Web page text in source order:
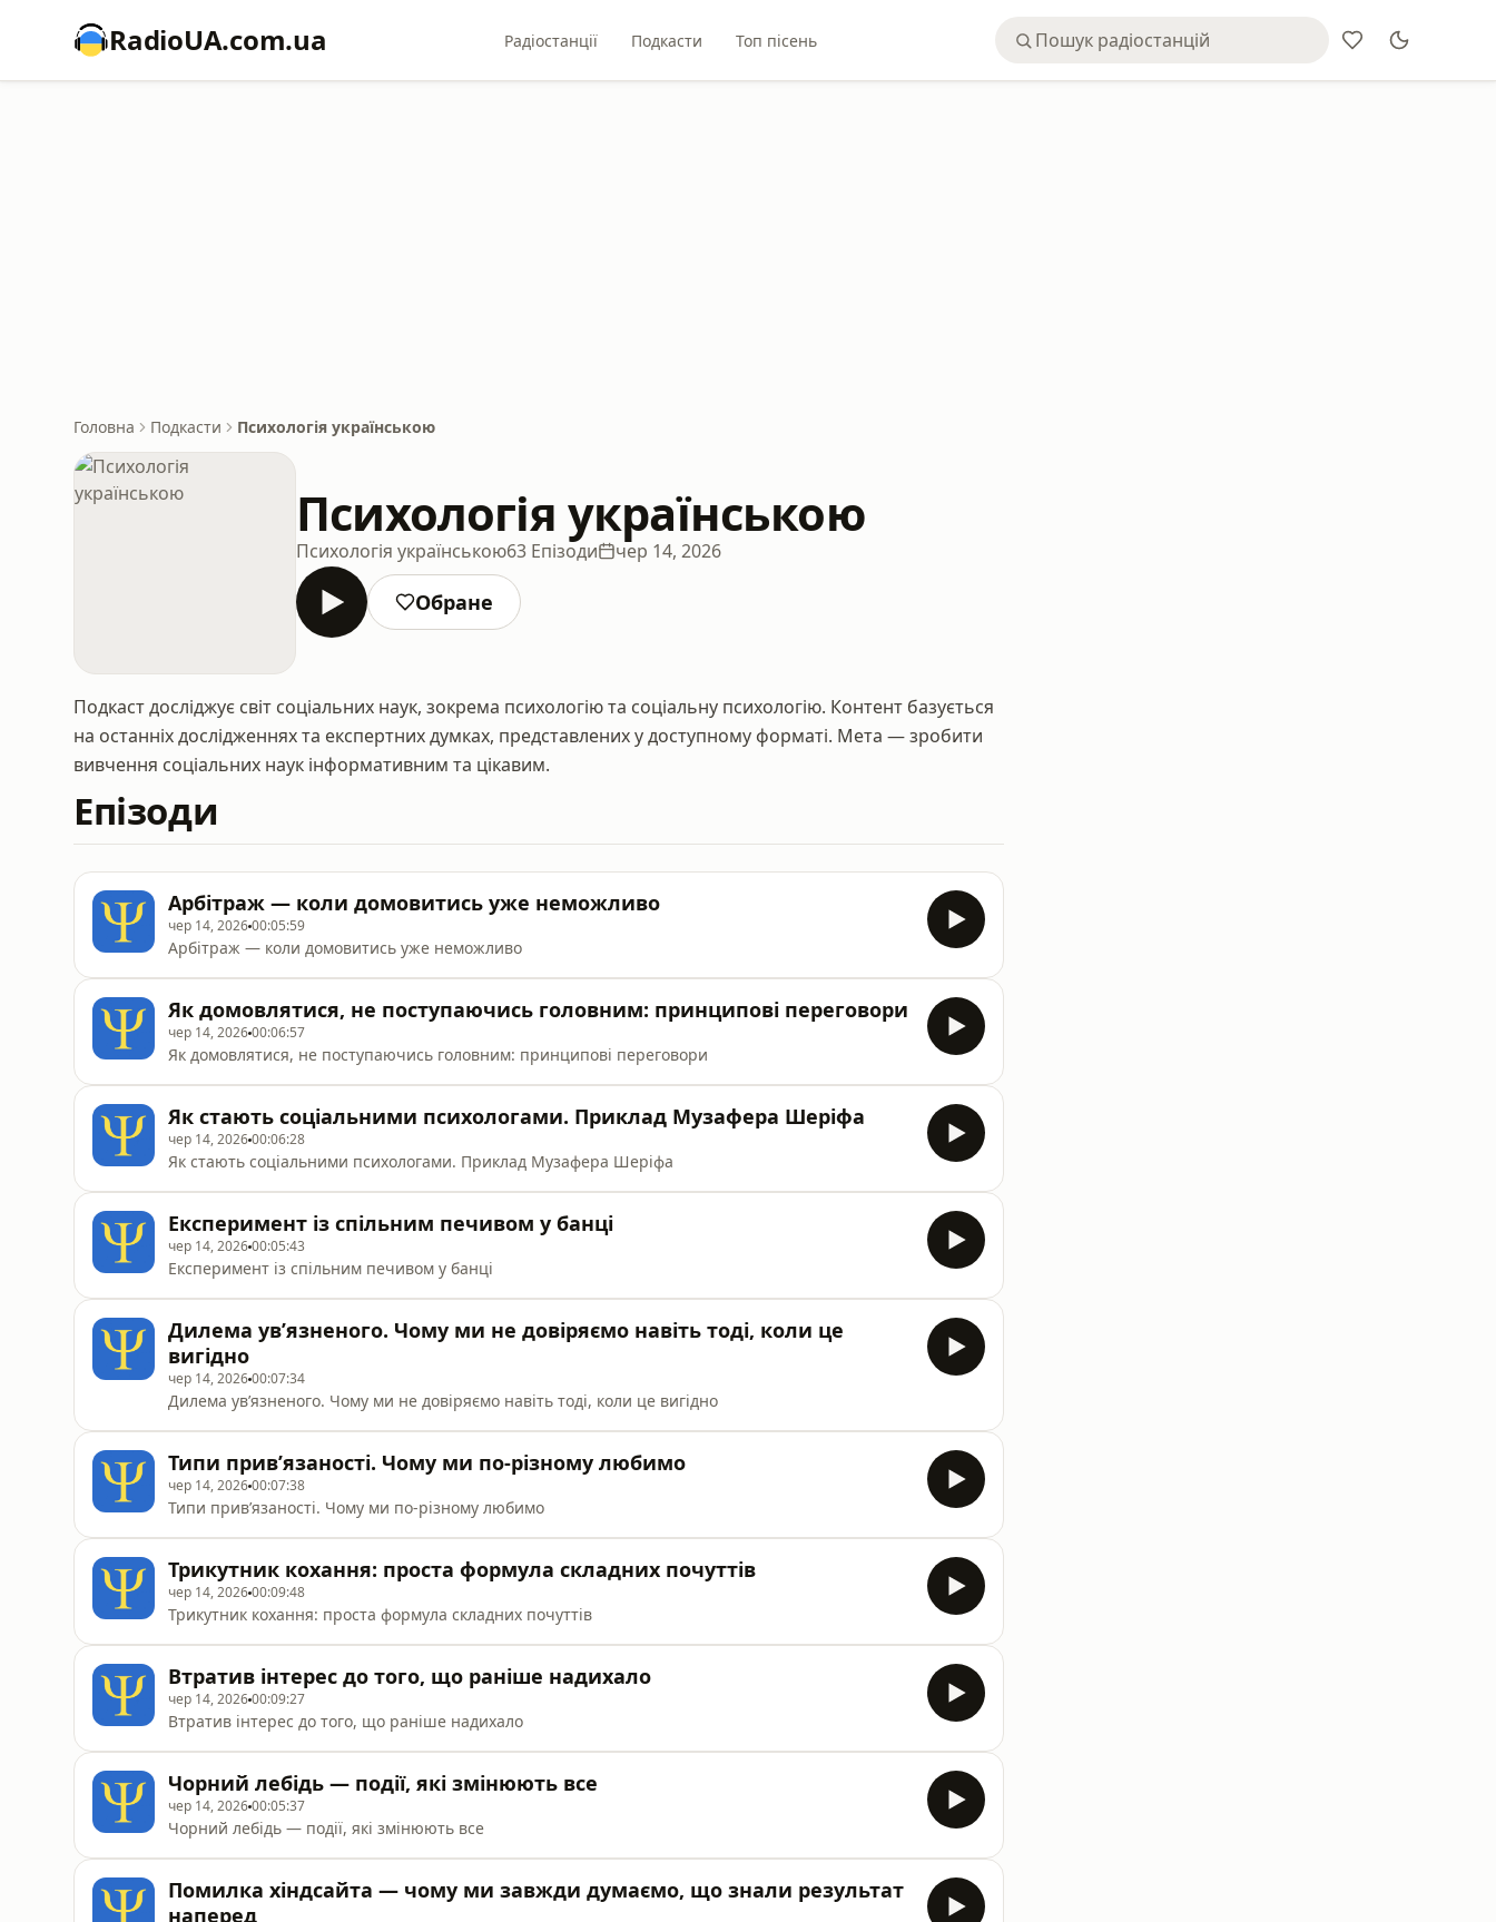
RadioUA.com.ua Радіостанції Подкасти Топ пісень
Головна Подкасти Психологія українською
Психологія українською
Психологія українською63 Епізоди чер 14, 2026
Обране
Подкаст досліджує світ соціальних наук, зокрема психологію та соціальну психологію. Контент базується
на останніх дослідженнях та експертних думках, представлених у доступному форматі. Мета — зробити
вивчення соціальних наук інформативним та цікавим.
Епізоди
Арбітраж — коли домовитись уже неможливо
чер 14, 202600:05:59
Арбітраж — коли домовитись уже неможливо
Як домовлятися, не поступаючись головним: принципові переговори
чер 14, 202600:06:57
Як домовлятися, не поступаючись головним: принципові переговори
Як стають соціальними психологами. Приклад Музафера Шеріфа
чер 14, 202600:06:28
Як стають соціальними психологами. Приклад Музафера Шеріфа
Експеримент із спільним печивом у банці
чер 14, 202600:05:43
Експеримент із спільним печивом у банці
Дилема ув’язненого. Чому ми не довіряємо навіть тоді, коли це
вигідно
чер 14, 202600:07:34
Дилема ув’язненого. Чому ми не довіряємо навіть тоді, коли це вигідно
Типи прив’язаності. Чому ми по-різному любимо
чер 14, 202600:07:38
Типи прив’язаності. Чому ми по-різному любимо
Трикутник кохання: проста формула складних почуттів
чер 14, 202600:09:48
Трикутник кохання: проста формула складних почуттів
Втратив інтерес до того, що раніше надихало
чер 14, 202600:09:27
Втратив інтерес до того, що раніше надихало
Чорний лебідь — події, які змінюють все
чер 14, 202600:05:37
Чорний лебідь — події, які змінюють все
Помилка хіндсайта — чому ми завжди думаємо, що знали результат
наперед